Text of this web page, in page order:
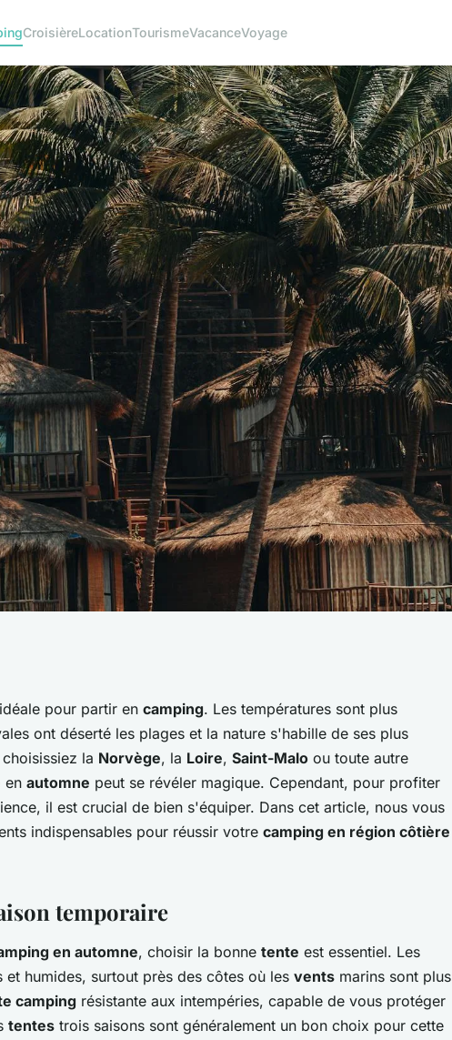
CroisièreLocationTourismeVacanceVoyage
en
pour partir en camping. Les températures sont plus
ont déserté les plages et la nature s'habille de ses plus
la Norvège, la Loire, Saint-Malo ou toute autre
en automne peut se révéler magique. Cependant, pour profiter
il est crucial de bien s'équiper. Dans cet article, nous vous
indispensables pour réussir votre camping en région côtière
temporaire
en automne, choisir la bonne tente est essentiel. Les
et humides, surtout près des côtes où les vents marins sont plus
camping résistante aux intempéries, capable de vous protéger
tentes trois saisons sont généralement un bon choix pour cette